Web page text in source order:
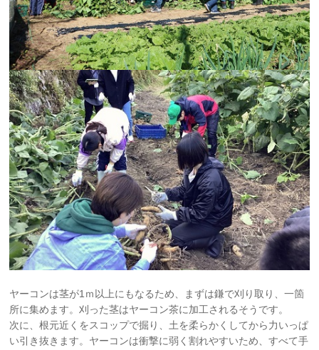
ヤーコンは茎が1ｍ以上にもなるため、まずは鎌で刈り取り、一箇
所に集めます。刈った茎はヤーコン茶に加工されるそうです。
次に、根元近くをスコップで掘り、土を柔らかくしてから力いっぱ
い引き抜きます。ヤーコンは衝撃に弱く割れやすいため、すべて手